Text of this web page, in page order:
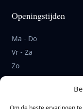
Openingstijden
Ma - Do
Vr - Za
Zo